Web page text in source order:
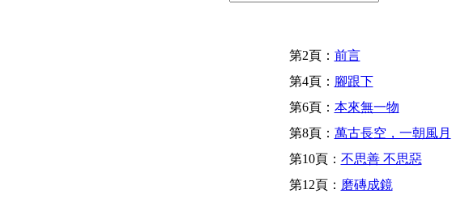
第2頁： 前言
第4頁： 腳跟下
第6頁： 本來無一物
第8頁： 萬古長空，一朝風月
第10頁： 不思善 不思惡
第12頁： 磨磚成鏡